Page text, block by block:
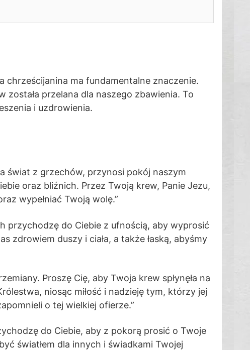
chrześcijanina ma fundamentalne znaczenie.
została przelana dla naszego zbawienia. To
i uzdrowienia.
świat z grzechów, przynosi pokój naszym
oraz bliźnich. Przez Twoją krew, Panie Jezu,
wypełniać Twoją wolę.”
przychodzę do Ciebie z ufnością, aby wyprosić
zdrowiem duszy i ciała, a także łaską, abyśmy
Proszę Cię, aby Twoja krew spłynęła na
niosąc miłość i nadzieję tym, którzy jej
o tej wielkiej ofierze.”
do Ciebie, aby z pokorą prosić o Twoje
światłem dla innych i świadkami Twojej